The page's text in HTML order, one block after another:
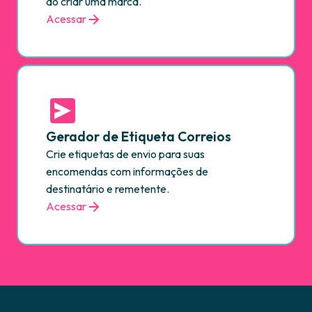
Acessar
Gerador de Etiqueta Correios
Crie etiquetas de envio para suas
encomendas com informações de
destinatário e remetente.
Acessar